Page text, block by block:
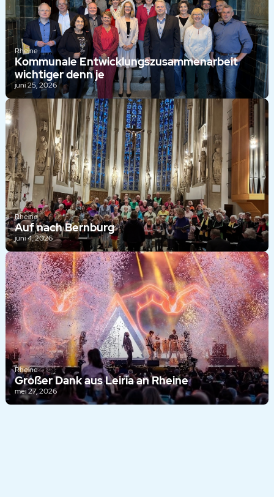
Rheine
Kommunale Entwicklungszusammenarbeit
wichtiger denn je
juni 25, 2026
Rheine
Auf nach Bernburg
juni 4, 2026
Rheine
Großer Dank aus Leiria an Rheine
mei 27, 2026